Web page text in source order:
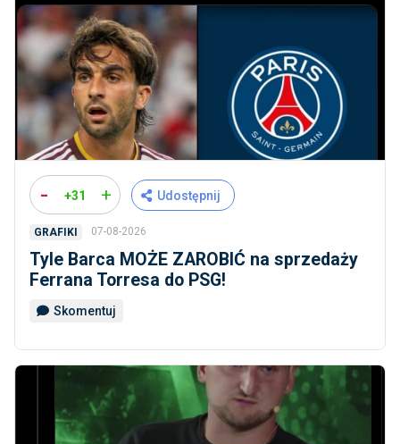
- +31 + Udostępnij
GRAFIKI 07-08-2026
Tyle Barca MOŻE ZAROBIĆ na sprzedaży
Ferrana Torresa do PSG!
Skomentuj